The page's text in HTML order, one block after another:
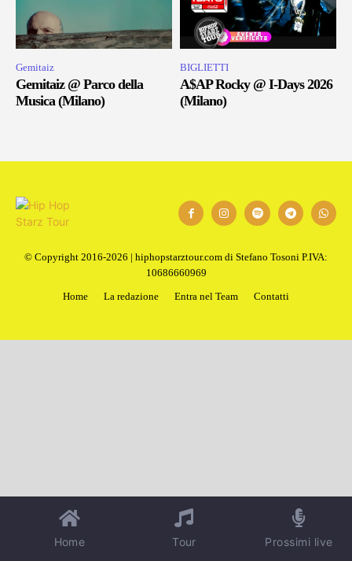
Gemitaiz
Gemitaiz @ Parco della
Musica (Milano)
BIGLIETTI
A$AP Rocky @ I-Days 2026
(Milano)
© Copyright 2016-2026 | hiphopstarztour.com di Stefano Tosoni P.IVA:
10686660969
Home
La redazione Entra nel Team Contatti
Home Tour Prossimi live